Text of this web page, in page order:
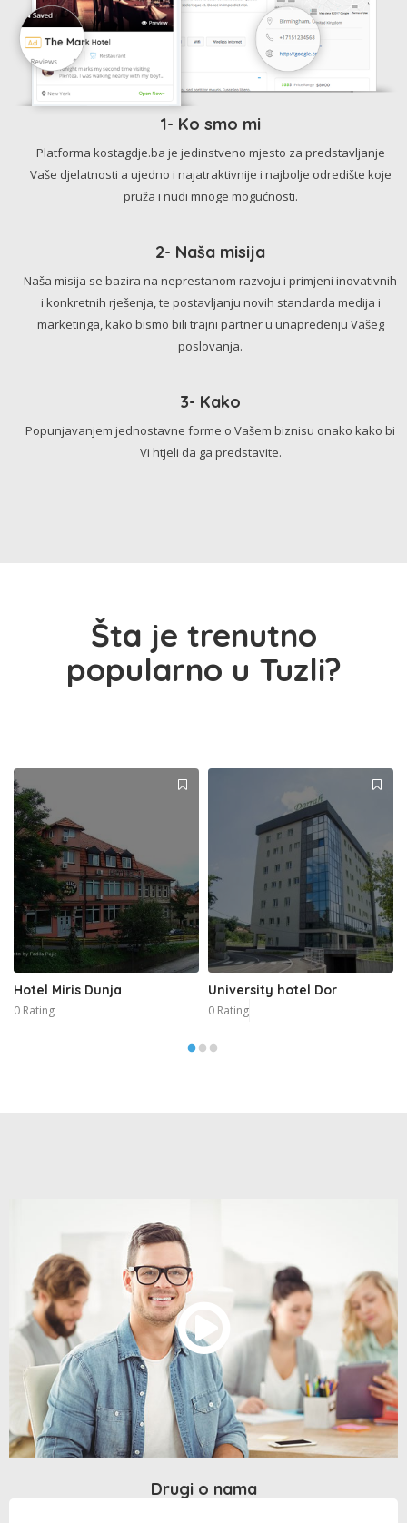
1- Ko smo mi
Platforma kostagdje.ba je jedinstveno mjesto za predstavljanje
Vaše djelatnosti a ujedno i najatraktivnije i najbolje odredište koje
pruža i nudi mnoge mogućnosti.
2- Naša misija
Naša misija se bazira na neprestanom razvoju i primjeni inovativnih
i konkretnih rješenja, te postavljanju novih standarda medija i
marketinga, kako bismo bili trajni partner u unapređenju Vašeg
poslovanja.
3- Kako
Popunjavanjem jednostavne forme o Vašem biznisu onako kako bi
Vi htjeli da ga predstavite.
Šta je trenutno
popularno u Tuzli?
Hotel Miris Dunja
0 Rating
University hotel Dor
0 Rating
Drugi o nama